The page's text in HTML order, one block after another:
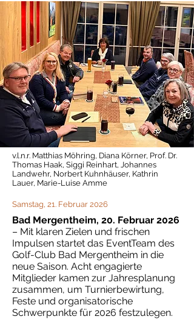
v.l.n.r. Matthias Möhring, Diana Körner, Prof. Dr.
Thomas Haak, Siggi Reinhart, Johannes
Landwehr, Norbert Kuhnhäuser, Kathrin
Lauer, Marie-Luise Amme
Samstag, 21. Februar 2026
Bad Mergentheim, 20. Februar 2026
– Mit klaren Zielen und frischen
Impulsen startet das EventTeam des
Golf-Club Bad Mergentheim in die
neue Saison. Acht engagierte
Mitglieder kamen zur Jahresplanung
zusammen, um Turnierbewirtung,
Feste und organisatorische
Schwerpunkte für 2026 festzulegen.